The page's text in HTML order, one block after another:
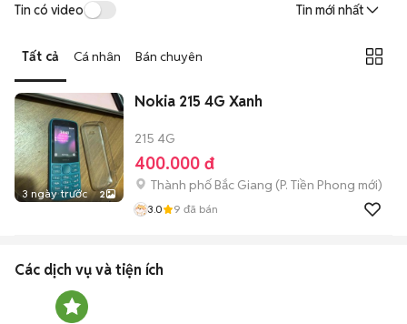
Tin có video Tin mới nhất
Tất cả Cá nhân Bán chuyên
3 ngày trước 2
Nokia 215 4G Xanh
215 4G
400.000 đ
Thành phố Bắc Giang (P. Tiền Phong mới)
3.0 9 đã bán
Các dịch vụ và tiện ích